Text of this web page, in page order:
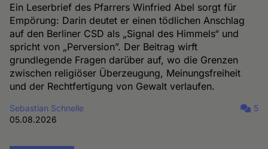
Ein Leserbrief des Pfarrers Winfried Abel sorgt für
Empörung: Darin deutet er einen tödlichen Anschlag
auf den Berliner CSD als „Signal des Himmels“ und
spricht von „Perversion”. Der Beitrag wirft
grundlegende Fragen darüber auf, wo die Grenzen
zwischen religiöser Überzeugung, Meinungsfreiheit
und der Rechtfertigung von Gewalt verlaufen.
Sebastian Schnelle
05.08.2026
5